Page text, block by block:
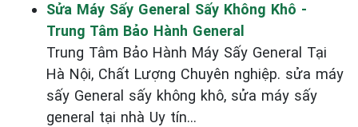
Sửa Máy Sấy General Sấy Không Khô -
Trung Tâm Bảo Hành General
Trung Tâm Bảo Hành Máy Sấy General Tại
Hà Nội, Chất Lượng Chuyên nghiệp. sửa máy
sấy General sấy không khô, sửa máy sấy
general tại nhà Uy tín...